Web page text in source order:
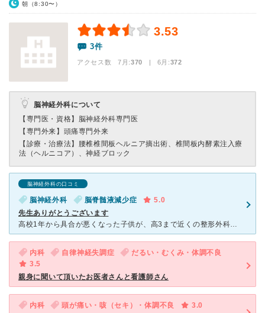
朝（8:30〜）
3.53
3件
アクセス数 7月:370 | 6月:372
脳神経外科について
【専門医・資格】 脳神経外科専門医
【専門外来】 頭痛専門外来
【診療・治療法】
腰椎椎間板ヘルニア摘出術、椎間板内酵素注入療
法（ヘルニコア）、神経ブロック
脳神経外科の口コミ
脳神経外科 脳脊髄液減少症
5.0
先生ありがとうございます
高校1年から具合が悪くなった子供が、高3まで近くの整形外科、リハビリ、脳神経内科など、2年以上ドクターショッピングの日々を送っていました。中には「学校に行きたくないから体が痛くなるのでは」とおっしゃる
内科 自律神経失調症
だるい・むくみ・体調不良
3.5
親身に聞いて頂いたお医者さんと看護師さん
内科 頭が痛い・咳（セキ）・体調不良
3.0